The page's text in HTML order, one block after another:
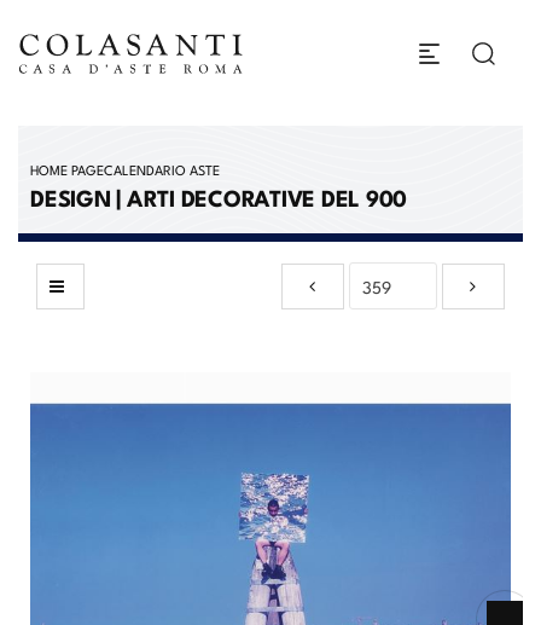
HOME PAGECALENDARIO ASTE
DESIGN | ARTI DECORATIVE DEL 900